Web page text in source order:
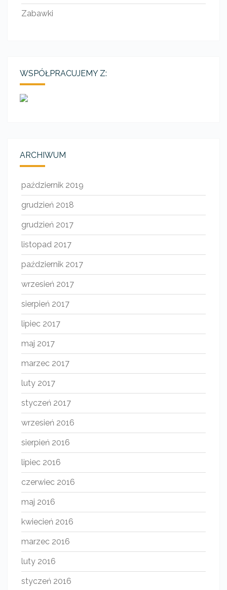
Zabawki
WSPÓŁPRACUJEMY Z:
ARCHIWUM
październik 2019
grudzień 2018
grudzień 2017
listopad 2017
październik 2017
wrzesień 2017
sierpień 2017
lipiec 2017
maj 2017
marzec 2017
luty 2017
styczeń 2017
wrzesień 2016
sierpień 2016
lipiec 2016
czerwiec 2016
maj 2016
kwiecień 2016
marzec 2016
luty 2016
styczeń 2016